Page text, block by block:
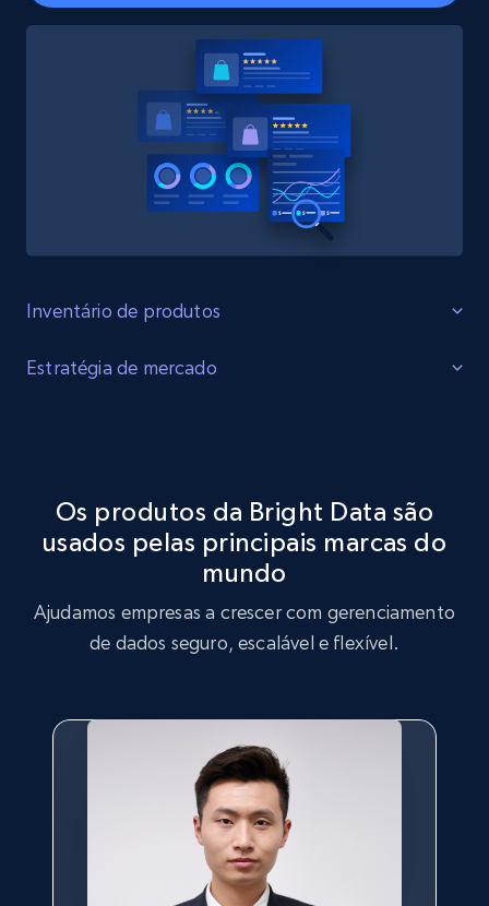
Inventário de produtos
Identificar Lacunas
Comprar agora
Estratégia de mercado
tendências principais e preferências dos clientes.
Os produtos da Bright Data são
usados pelas principais marcas do
mundo
Ajudamos empresas a crescer com gerenciamento
de dados seguro, escalável e flexível.